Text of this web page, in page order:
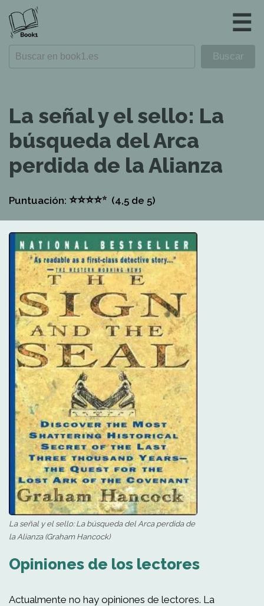
☰
La señal y el sello: La
búsqueda del Arca
perdida de la Alianza
Puntuación: ⭐⭐⭐⭐⭐(4,5 de 5)
La señal y el sello: La búsqueda del Arca perdida de
la Alianza (Graham Hancock)
Opiniones de los lectores
Actualmente no hay opiniones de lectores. La